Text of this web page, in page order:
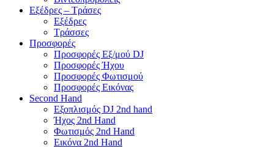
Εξέδρες – Τράσες
Εξέδρες
Τράσσες
Προσφορές
Προσφορές Εξ/μού DJ
Προσφορές Ήχου
Προσφορές Φωτισμού
Προσφορές Εικόνας
Second Hand
Εξοπλισμός DJ 2nd hand
Ήχος 2nd Hand
Φωτισμός 2nd Hand
Εικόνα 2nd Hand